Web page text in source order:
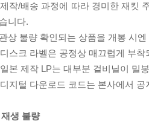
작/배송 과정에 따라 경미한 재킷
니다.
상 불량 확인되는 상품을 개봉 시
스크 라벨은 공정상 매끄럽게 부
본 제작 LP는 대부분 겉비닐이 밀
지털 다운로드 코드는 본사에서
생 불량